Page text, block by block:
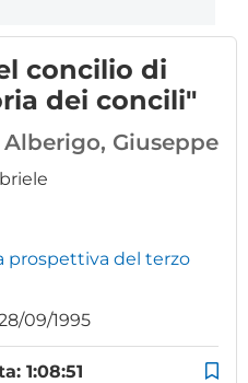
concilio di
dei concili"
Alberigo, Giuseppe
prospettiva del terzo
09/1995
1:08:51